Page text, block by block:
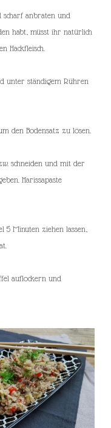
scharf anbraten und
habt, müsst ihr natürlich
Hackfleisch.
unter ständigem Rühren
den Bodensatz zu lösen.
schneiden und mit der
Harissapaste
5 Minuten ziehen lassen,
auflockern und